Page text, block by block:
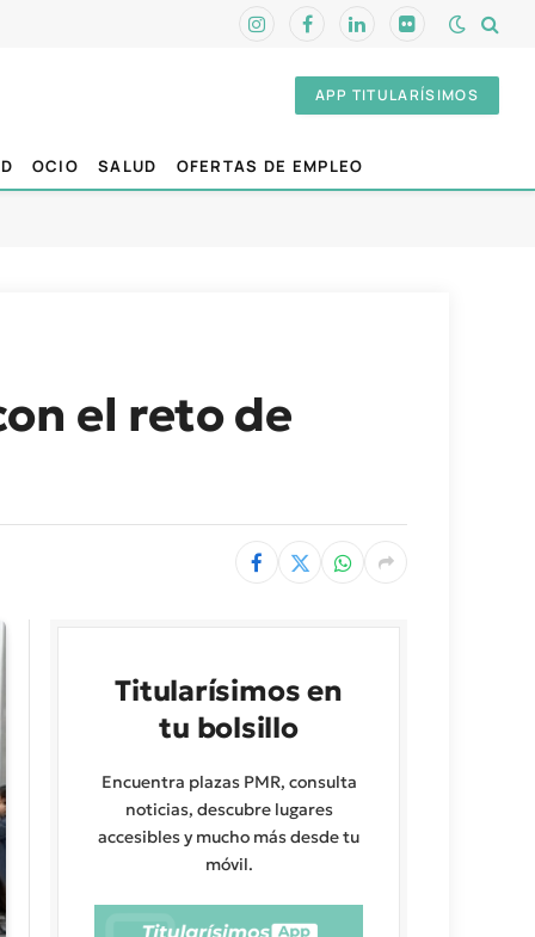
InstagramFacebookLinkedInFlickr
APP TITULARÍSIMOS
OCIO SALUD OFERTAS DE EMPLEO
el reto de
Titularísimos en
tu bolsillo
Encuentra plazas PMR, consulta
noticias, descubre lugares
accesibles y mucho más desde tu
móvil.